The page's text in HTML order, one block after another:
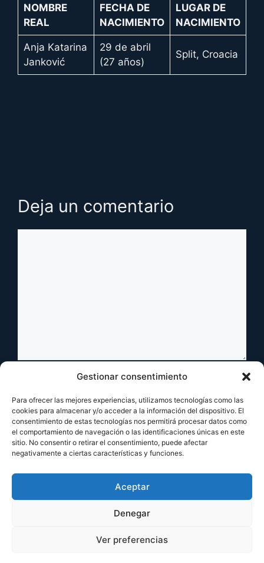
Gestionar consentimiento
Para ofrecer las mejores experiencias, utilizamos tecnologías como las
cookies para almacenar y/o acceder a la información del dispositivo. El
consentimiento de estas tecnologías nos permitirá procesar datos como
el comportamiento de navegación o las identificaciones únicas en este
sitio. No consentir o retirar el consentimiento, puede afectar
negativamente a ciertas características y funciones.
Aceptar
Denegar
Ver preferencias
NOMBRE
REAL
FECHA DE
NACIMIENTO
LUGAR DE
NACIMIENTO
Anja Katarina
Janković
29 de abril
(27 años)
Split, Croacia
Deja un comentario
Correo
electrónico
Web